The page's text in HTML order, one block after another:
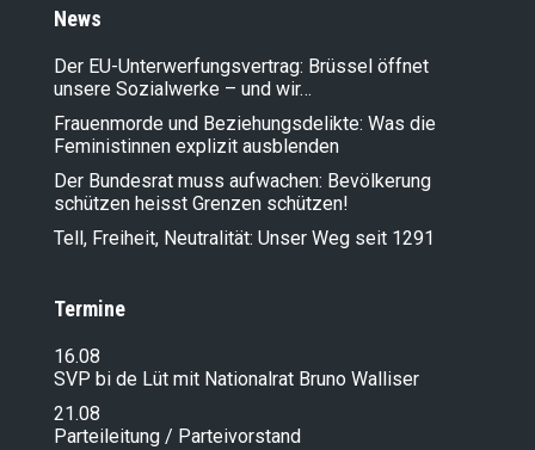
News
Der EU-Unterwerfungsvertrag: Brüssel öffnet
unsere Sozialwerke – und wir…
Frauenmorde und Beziehungsdelikte: Was die
Feministinnen explizit ausblenden
Der Bundesrat muss aufwachen: Bevölkerung
schützen heisst Grenzen schützen!
Tell, Freiheit, Neutralität: Unser Weg seit 1291
Termine
16.08
SVP bi de Lüt mit Nationalrat Bruno Walliser
21.08
Parteileitung / Parteivorstand